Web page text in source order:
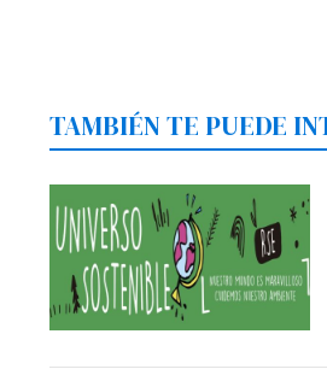
TAMBIÉN TE PUEDE